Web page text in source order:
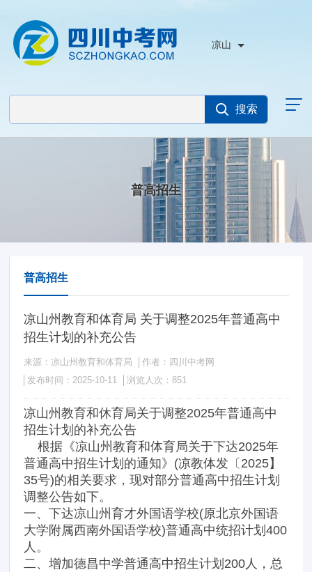
凉山
普高招生
普高招生
凉山州教育和体育局 关于调整2025年普通高中
招生计划的补充公告
来源：凉山州教育和体育局
作者：四川中考网
发布时间：2025-10-11
浏览人次：851
凉山州教育和休育局关于调整2025年普通高中
招生计划的补充公告
根据《凉山州教育和体育局关于下达2025年
普通高中招生计划的通知》(凉教体发〔2025】
35号)的相关要求，现对部分普通高中招生计划
调整公告如下。
一、下达凉山州育才外国语学校(原北京外国语
大学附属西南外国语学校)普通高中统招计划400
人。
二、增加德昌中学普通高中招生计划200人，总